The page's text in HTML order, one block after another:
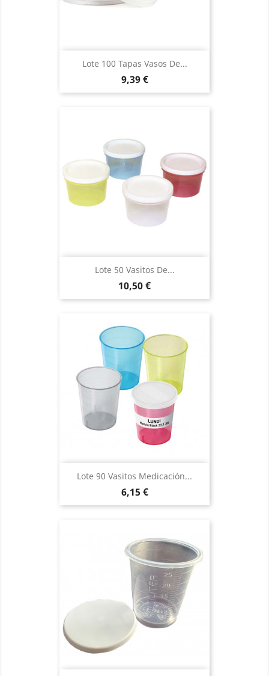
Lote 100 Tapas Vasos De...
Precio
9,39 €
Lote 50 Vasitos De...
Precio
10,50 €
Lote 90 Vasitos Medicación...
Precio
6,15 €